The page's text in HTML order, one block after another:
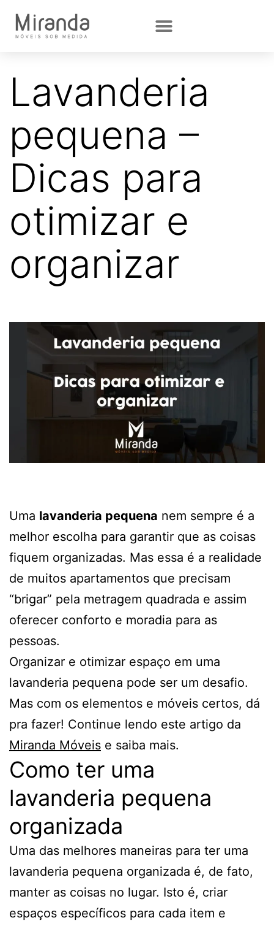
Lavanderia
pequena –
Dicas para
otimizar e
organizar
Uma lavanderia pequena nem sempre é a
melhor escolha para garantir que as coisas
fiquem organizadas. Mas essa é a realidade
de muitos apartamentos que precisam
“brigar” pela metragem quadrada e assim
oferecer conforto e moradia para as
pessoas.
Organizar e otimizar espaço em uma
lavanderia pequena pode ser um desafio.
Mas com os elementos e móveis certos, dá
pra fazer! Continue lendo este artigo da
Miranda Móveis e saiba mais.
Como ter uma
lavanderia pequena
organizada
Uma das melhores maneiras para ter uma
lavanderia pequena organizada é, de fato,
manter as coisas no lugar. Isto é, criar
espaços específicos para cada item e